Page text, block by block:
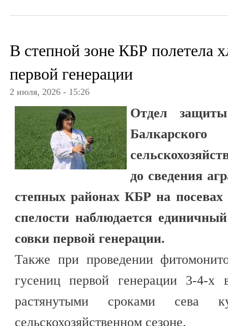
В степной зоне КБР полетела
первой генерации
2 июля, 2026 - 15:26
Отдел
Балкарского
до сведения
степных районах КБР на посевах
спелости наблюдается
совки первой генерации.
Также при проведении
гусениц первой генерации 3-4-х
растянутыми сроками сева
сельскохозяйственном сезоне.